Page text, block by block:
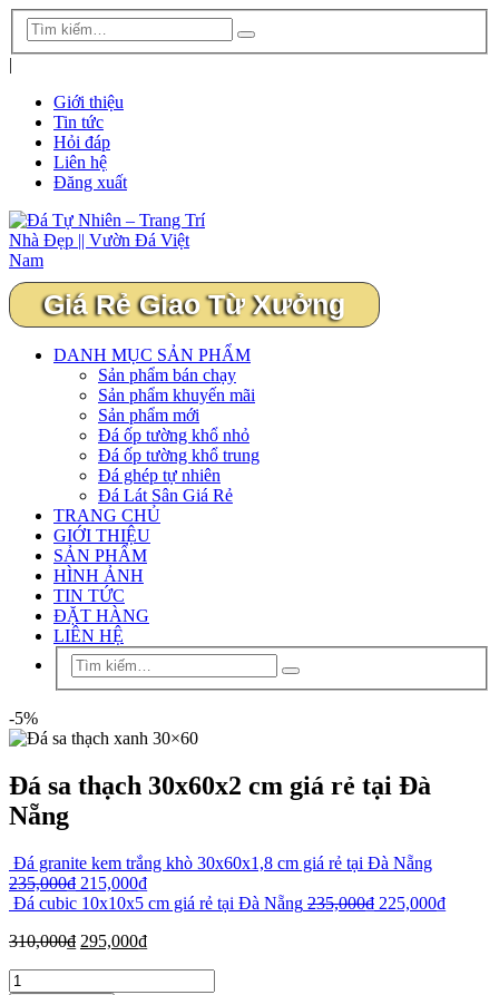
|
Giới thiệu
Tin tức
Hỏi đáp
Liên hệ
Đăng xuất
Giá Rẻ Giao Từ Xưởng
DANH MỤC SẢN PHẨM
Sản phẩm bán chạy
Sản phẩm khuyến mãi
Sản phẩm mới
Đá ốp tường khổ nhỏ
Đá ốp tường khổ trung
Đá ghép tự nhiên
Đá Lát Sân Giá Rẻ
TRANG CHỦ
GIỚI THIỆU
SẢN PHẨM
HÌNH ẢNH
TIN TỨC
ĐẶT HÀNG
LIÊN HỆ
-5%
Đá sa thạch 30x60x2 cm giá rẻ tại Đà
Nẵng
Đá granite kem trắng khò 30x60x1,8 cm giá rẻ tại Đà Nẵng
235,000₫ 215,000₫
Đá cubic 10x10x5 cm giá rẻ tại Đà Nẵng 235,000₫ 225,000₫
310,000₫ 295,000₫